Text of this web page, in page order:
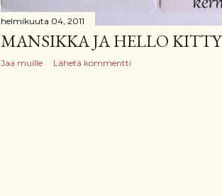
helmikuuta 04, 2011
MANSIKKA JA HELLO KITTY
Jaa muille Lähetä kommentti